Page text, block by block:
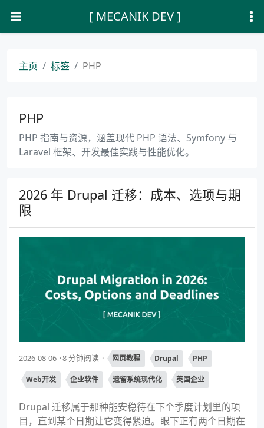
[ MECANIK DEV ]
主页 标签 PHP
PHP
PHP 指南与资源，涵盖现代 PHP 语法、Symfony 与
Laravel 框架、开发最佳实践与性能优化。
2026 年 Drupal 迁移：成本、选项与期
限
2026-08-06 8 分钟阅读 网页教程 Drupal PHP
Web开发 企业软件 遗留系统现代化 英国企业
Drupal 迁移属于那种能安稳待在下个季度计划里的项
目，直到某个日期让它变得紧迫。眼下正有两个日期在